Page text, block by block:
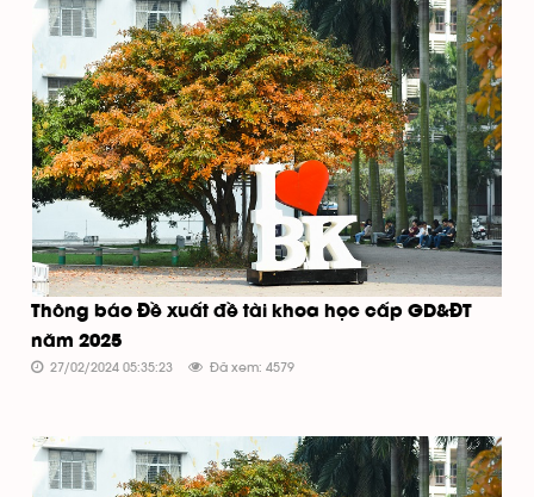
Thông báo Đề xuất đề tài khoa học cấp GD&ĐT
năm 2025
27/02/2024 05:35:23 Đã xem: 4579